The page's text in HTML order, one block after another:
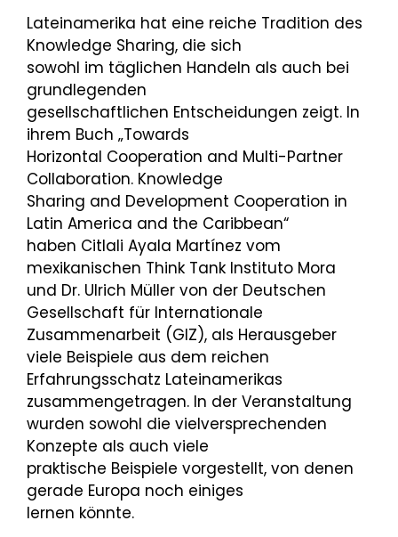
Lateinamerika hat eine reiche Tradition des
Knowledge Sharing, die sich
sowohl im täglichen Handeln als auch bei
grundlegenden
gesellschaftlichen Entscheidungen zeigt. In
ihrem Buch „Towards
Horizontal Cooperation and Multi-Partner
Collaboration. Knowledge
Sharing and Development Cooperation in
Latin America and the Caribbean“
haben Citlali Ayala Martínez vom
mexikanischen Think Tank Instituto Mora
und Dr. Ulrich Müller von der Deutschen
Gesellschaft für Internationale
Zusammenarbeit (GIZ), als Herausgeber
viele Beispiele aus dem reichen
Erfahrungsschatz Lateinamerikas
zusammengetragen. In der Veranstaltung
wurden sowohl die vielversprechenden
Konzepte als auch viele
praktische Beispiele vorgestellt, von denen
gerade Europa noch einiges
lernen könnte.